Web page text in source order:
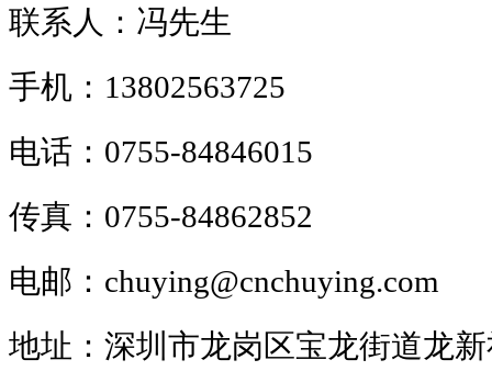
联系人：冯先生
手机：13802563725
电话：0755-84846015
传真：0755-84862852
电邮：chuying@cnchuying.com
地址：深圳市龙岗区宝龙街道龙